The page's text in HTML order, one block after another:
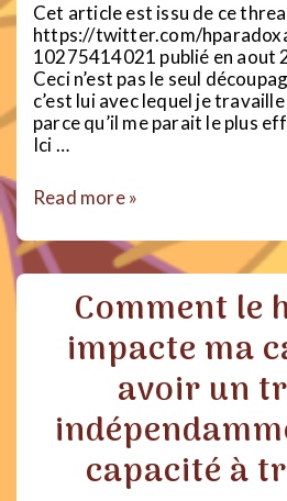
Cet article est issu de ce
https://twitter.com/
10275414021 publié en aout
Ceci n’est pas le seul
c’est lui avec lequel je
parce qu’il me parait le plus
Ici …
Handicap
maladie
?
Read more »
Comment le
impacte ma
avoir un
capacité à